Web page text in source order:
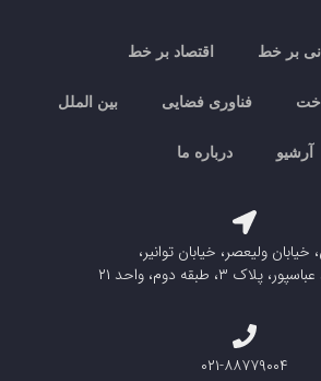
بر خط اقتصاد بر خط
فناوری فضایی بین الملل
آرشیو درباره ما
خیابان ولیعصر، خیابان توانیر،
۳، طبقه دوم، واحد ۲۱
۰۲۱-۸۸۷۷۹۰۰۴